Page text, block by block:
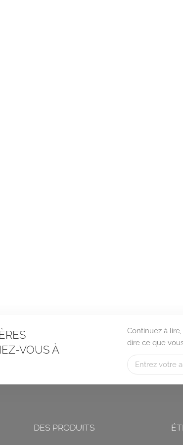
VOUS À
Continuez à
dire ce que
DES PRODUITS